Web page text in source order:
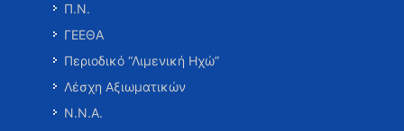
Π.Ν.
ΓΕΕΘΑ
Περιοδικό “Λιμενική Ηχώ”
Λέσχη Αξιωματικών
Ν.Ν.Α.